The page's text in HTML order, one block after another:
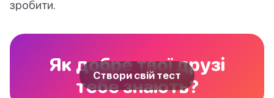
зробити.
Як добре твої друзі
тебе знають?
Створи свій тест